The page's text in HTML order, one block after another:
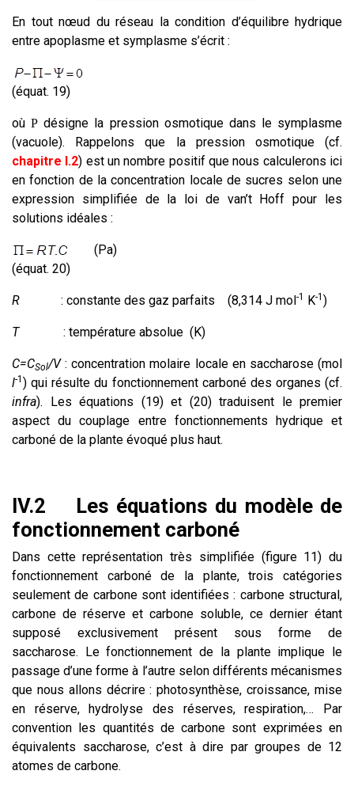
En tout nœud du réseau la condition d’équilibre hydrique
entre apoplasme et symplasme s’écrit :
(équat. 19)
oùP désigne la pression osmotique dans le symplasme
(vacuole). Rappelons que la pression osmotique (cf.
chapitre I.2) est un nombre positif que nous calculerons ici
en fonction de la concentration locale de sucres selon une
expression simplifiée de la loi de van’t Hoff pour les
solutions idéales :
(Pa)
(équat. 20)
R : constante des gaz parfaits (8,314 J mol-1 K-1 )
T: température absolue (K)
C=CSol/V: concentration molaire locale en saccharose (mol
l-1 ) qui résulte du fonctionnement carboné des organes (cf.
infra). Les équations (19) et (20) traduisent le premier
aspect du couplage entre fonctionnements hydrique et
carboné de la plante évoqué plus haut.
IV.2 Les équations du modèle de
fonctionnement carboné
Dans cette représentation très simplifiée (figure 11) du
fonctionnement carboné de la plante, trois catégories
seulement de carbone sont identifiées : carbone structural,
carbone de réserve et carbone soluble, ce dernier étant
supposé exclusivement présent sous forme de
saccharose. Le fonctionnement de la plante implique le
passage d’une forme à l’autre selon différents mécanismes
que nous allons décrire : photosynthèse, croissance, mise
en réserve, hydrolyse des réserves, respiration,… Par
convention les quantités de carbone sont exprimées en
équivalents saccharose, c’est à dire par groupes de 12
atomes de carbone.